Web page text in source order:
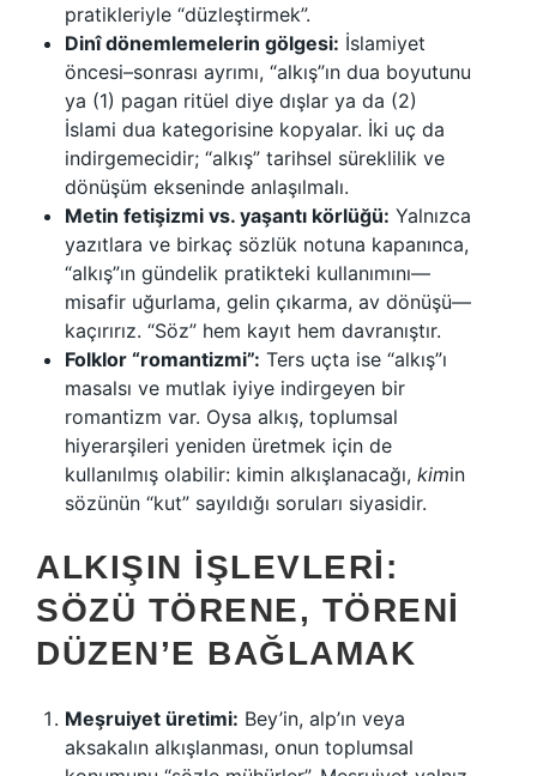
pratikleriyle “düzleştirmek”.
Dinî dönemlemelerin gölgesi: İslamiyet
öncesi–sonrası ayrımı, “alkış”ın dua boyutunu
ya (1) pagan ritüel diye dışlar ya da (2)
İslami dua kategorisine kopyalar. İki uç da
indirgemecidir; “alkış” tarihsel süreklilik ve
dönüşüm ekseninde anlaşılmalı.
Metin fetişizmi vs. yaşantı körlüğü: Yalnızca
yazıtlara ve birkaç sözlük notuna kapanınca,
“alkış”ın gündelik pratikteki kullanımını—
misafir uğurlama, gelin çıkarma, av dönüşü—
kaçırırız. “Söz” hem kayıt hem davranıştır.
Folklor “romantizmi”: Ters uçta ise “alkış”ı
masalsı ve mutlak iyiye indirgeyen bir
romantizm var. Oysa alkış, toplumsal
hiyerarşileri yeniden üretmek için de
kullanılmış olabilir: kimin alkışlanacağı, kimin
sözünün “kut” sayıldığı soruları siyasidir.
ALKIŞIN İŞLEVLERI:
SÖZÜ TÖRENE, TÖRENI
DÜZEN’E BAĞLAMAK
Meşruiyet üretimi: Bey’in, alp’ın veya
aksakalın alkışlanması, onun toplumsal